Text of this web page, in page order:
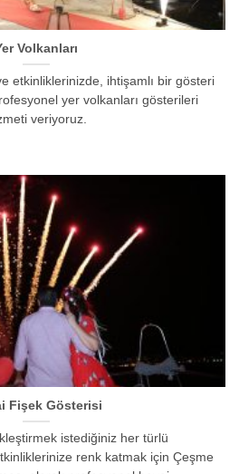
Volkanları
etkinliklerinizde, ihtişamlı bir gösteri
yer volkanları gösterileri
veriyoruz.
Fişek Gösterisi
istediğiniz her türlü
renk katmak için Çeşme